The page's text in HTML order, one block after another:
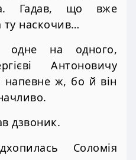
Гадав, що вже
ту наскочив…
одне на одного,
Антоновичу
напевне ж, бо й він
дзвоник.
Соломія